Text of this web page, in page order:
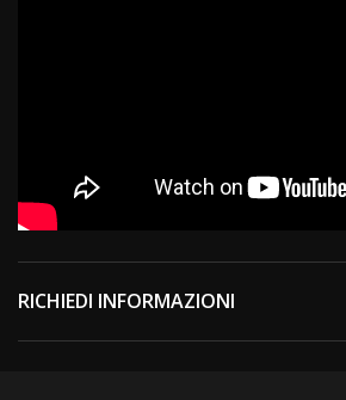
RICHIEDI INFORMAZIONI